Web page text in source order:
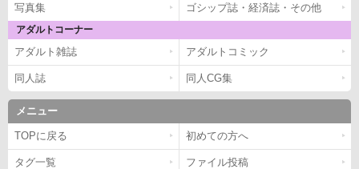
写真集 ゴシップ誌・経済誌・その他
アダルトコーナー
アダルト雑誌 アダルトコミック
同人誌 同人CG集
メニュー
TOPに戻る 初めての方へ
タグ一覧 ファイル投稿